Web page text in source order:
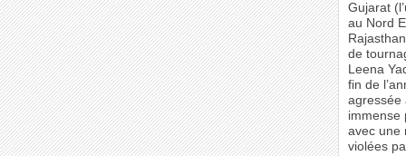
Gujarat
au Nord
de
Leena
fin de
agressée
immense
avec une
violées